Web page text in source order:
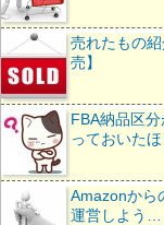
売れたもの
売】
FBA納品区
っておいた
Amazonから
運営しよう…